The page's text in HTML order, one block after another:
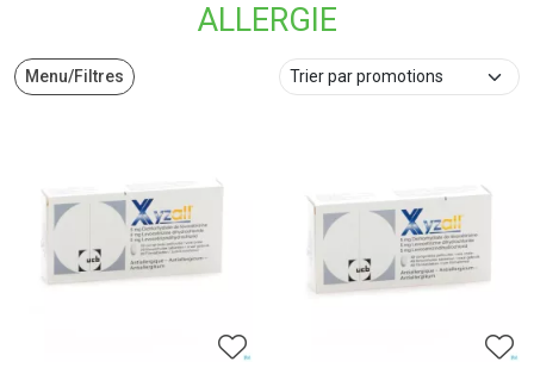
ALLERGIE
Menu/Filtres